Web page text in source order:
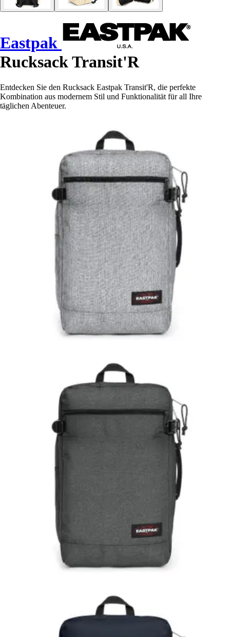
Eastpak
Rucksack Transit'R
Entdecken Sie den Rucksack Eastpak Transit'R, die perfekte
Kombination aus modernem Stil und Funktionalität für all Ihre
täglichen Abenteuer.